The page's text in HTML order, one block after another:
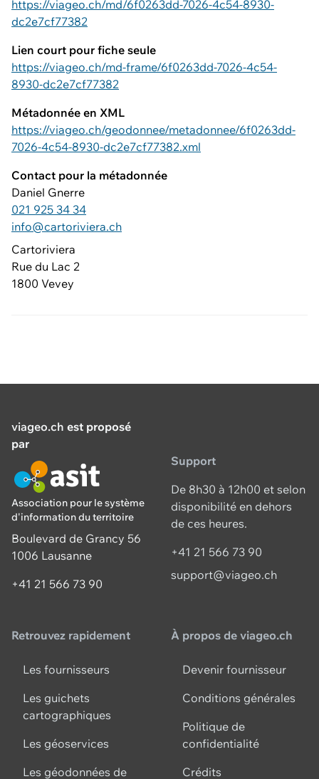
https://viageo.ch/md/6f0263dd-7026-4c54-8930-
dc2e7cf77382
Lien court pour fiche seule
https://viageo.ch/md-frame/6f0263dd-7026-4c54-
8930-dc2e7cf77382
Métadonnée en XML
https://viageo.ch/geodonnee/metadonnee/6f0263dd-
7026-4c54-8930-dc2e7cf77382.xml
Contact pour la métadonnée
Daniel Gnerre
021 925 34 34
info@cartoriviera.ch
Cartoriviera
Rue du Lac 2
1800 Vevey
viageo.ch est proposé
par
Association pour le système
d'information du territoire
Boulevard de Grancy 56
1006 Lausanne
+41 21 566 73 90
Support
De 8h30 à 12h00 et selon
disponibilité en dehors
de ces heures.
+41 21 566 73 90
support@viageo.ch
Retrouvez rapidement
Les fournisseurs
Les guichets
cartographiques
Les géoservices
Les géodonnées de
À propos de viageo.ch
Devenir fournisseur
Conditions générales
Politique de
confidentialité
Crédits